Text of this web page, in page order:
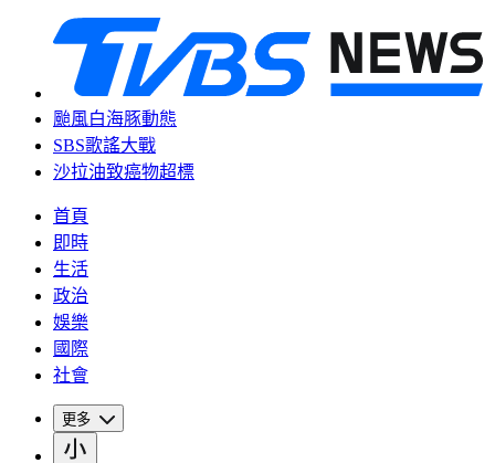
颱風白海豚動態
SBS歌謠大戰
沙拉油致癌物超標
首頁
即時
生活
政治
娛樂
國際
社會
更多